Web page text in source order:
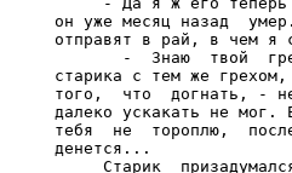
он уже месяц назад
отправят в рай, в чем я
-  Знаю  твой
старика с тем же
того,  что  догнать, -
далеко ускакать не
тебя  не  тороплю,
денется...
Старик